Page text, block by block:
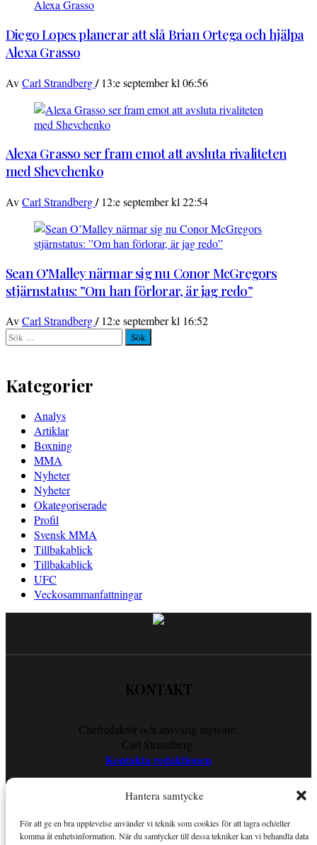
Hantera samtycke
För att ge en bra upplevelse använder vi teknik som cookies för att lagra och/eller
komma åt enhetsinformation. När du samtycker till dessa tekniker kan vi behandla data
Diego Lopes planerar att slå Brian Ortega och hjälpa
Alexa Grasso
AvCarl Strandberg/ 13:e september kl 06:56
Alexa Grasso ser fram emot att avsluta rivaliteten
med Shevchenko
AvCarl Strandberg/ 12:e september kl 22:54
Sean O’Malley närmar sig nu Conor McGregors
stjärnstatus: ”Om han förlorar, är jag redo”
AvCarl Strandberg/ 12:e september kl 16:52
Sök
efter:
Kategorier
Analys
Artiklar
Boxning
MMA
Nyheter
Nyheter
Okategoriserade
Profil
Svensk MMA
Tillbakablick
Tillbakablick
UFC
Veckosammanfattningar
KONTAKT
Chefredaktör och ansvarig utgivare:
Carl Strandberg.
Kontakta redaktionen
COOKIES
Läs vår Cookie Policy för att ta reda på vad vi gör för att förenkla